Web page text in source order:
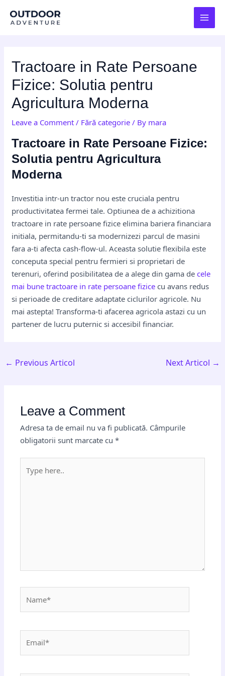
Tractoare in Rate Persoane
Fizice: Solutia pentru
Agricultura Moderna
Leave a Comment / Fără categorie / By mara
Tractoare in Rate Persoane Fizice:
Solutia pentru Agricultura
Moderna
Investitia intr-un tractor nou este cruciala pentru
productivitatea fermei tale. Optiunea de a achizitiona
tractoare in rate persoane fizice elimina bariera financiara
initiala, permitandu-ti sa modernizezi parcul de masini
fara a-ti afecta cash-flow-ul. Aceasta solutie flexibila este
conceputa special pentru fermieri si proprietari de
terenuri, oferind posibilitatea de a alege din gama decele
mai bune tractoare in rate persoane fizice cu avans redus
si perioade de creditare adaptate ciclurilor agricole. Nu
mai astepta! Transforma-ti afacerea agricola astazi cu un
partener de lucru puternic si accesibil financiar.
navigation
← Previous Articol Next Articol →
Leave a Comment
Adresa ta de email nu va fi publicată. Câmpurile
obligatorii sunt marcate cu*
here..